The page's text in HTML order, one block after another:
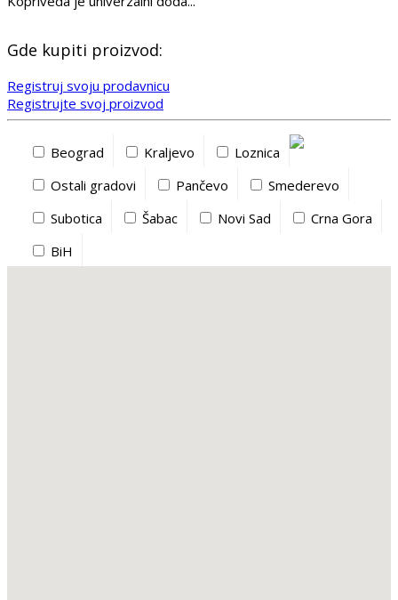
Gde kupiti proizvod:
Registruj svoju prodavnicu
Registrujte svoj proizvod
Beograd Kraljevo
Loznica
Ostali gradovi
Pančevo
Smederevo
Subotica
Šabac Novi Sad
Crna Gora
BiH